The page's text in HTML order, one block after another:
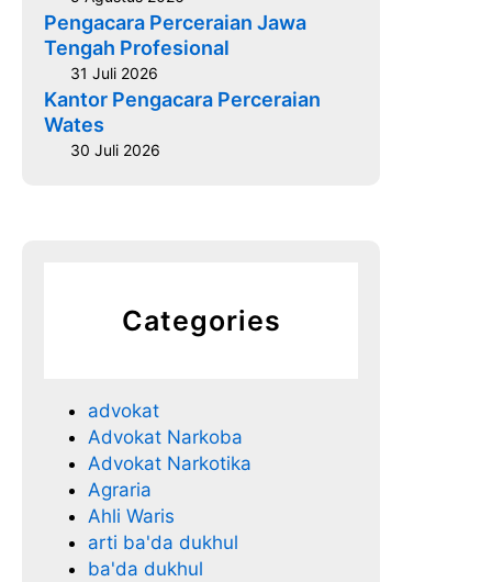
Pengacara Perceraian Jawa
Tengah Profesional
31 Juli 2026
Kantor Pengacara Perceraian
Wates
30 Juli 2026
Categories
advokat
Advokat Narkoba
Advokat Narkotika
Agraria
Ahli Waris
arti ba'da dukhul
ba'da dukhul